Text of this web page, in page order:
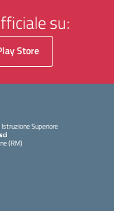
su:
Store
Superiore
(RM)